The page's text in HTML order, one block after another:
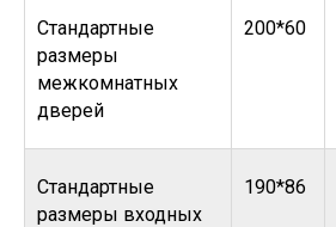
Стандартные
размеры
межкомнатных
дверей
200*60
Стандартные
размеры входных
190*86